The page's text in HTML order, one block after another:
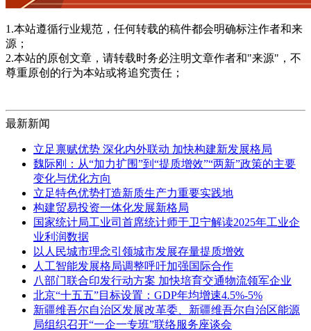
1.本站遵循行业规范，任何转载的稿件都会明确标注作者和来
源；
2.本站的原创文章，请转载时务必注明文章作者和"来源"，不
尊重原创的行为本站或将追究责任；
最新新闻
立足禀赋优势 深化内外联动 加快构建新发展格局
魏际刚：从“加力扩围”到“提质增效”“两新”政策的主要
变化与优化方向
立足特色优势打造新质生产力重要实践地
构建贸易投资一体化发展新格局
国家统计局工业司首席统计师于卫宁解读2025年工业企
业利润数据
以人民城市理念引领城市发展存量提质增效
人工智能发展格局调整呼吁加强国际合作
八部门联合印发行动方案 加快培育交通物流领军企业
北京“十五五”目标设置：GDP年均增速4.5%-5%
新疆维吾尔自治区发展改革委、新疆维吾尔自治区能源
局组织召开“一企一专班”联络服务座谈会